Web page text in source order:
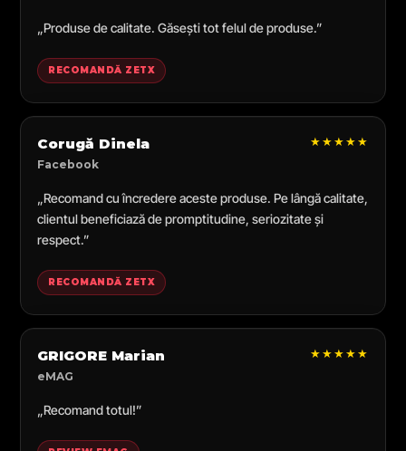
„Produse de calitate. Găsești tot felul de produse.”
RECOMANDĂ ZETX
Corugă Dinela
Facebook
★★★★★
„Recomand cu încredere aceste produse. Pe lângă calitate,
clientul beneficiază de promptitudine, seriozitate și
respect.”
RECOMANDĂ ZETX
GRIGORE Marian
eMAG
★★★★★
„Recomand totul!”